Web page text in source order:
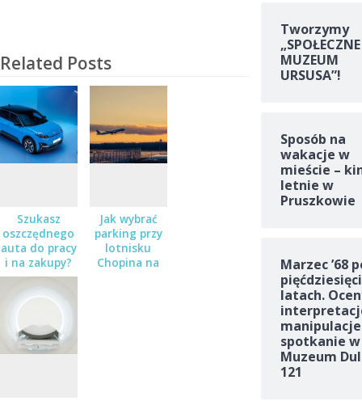
Related Posts
Szukasz
oszczędnego
auta do pracy
i na zakupy?
Sprawdź
Nissana Micra
Jak wybrać
parking przy
lotnisku
Chopina na
Tworzymy
„SPOŁECZNE
MUZEUM
URSUSA”!
Sposób na
wakacje w
mieście –
letnie w
Pruszkowie
Marzec ’68
latach.
spotkanie w
Muzeum
121